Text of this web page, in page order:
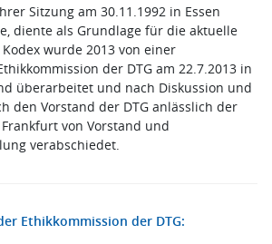
Sitzung am 30.11.1992 in Essen
diente als Grundlage für die aktuelle
wurde 2013 von einer
der DTG am 22.7.2013 in
überarbeitet und nach Diskussion und
den Vorstand der DTG anlässlich der
von Vorstand und
verabschiedet.
Ethikkommission der DTG: